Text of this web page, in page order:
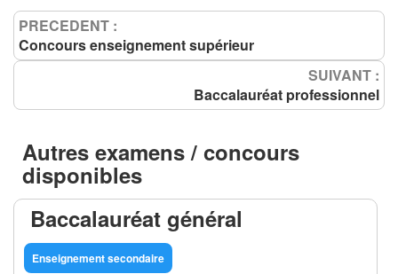
PRECEDENT :
Concours enseignement supérieur
SUIVANT :
Baccalauréat professionnel
Autres examens / concours
disponibles
Baccalauréat général
Enseignement secondaire